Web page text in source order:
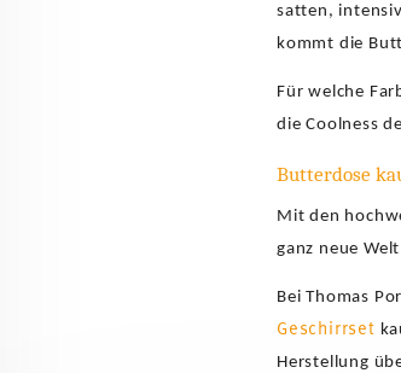
satten,
kommt die
Für welche
die Coolness
Butterdose
Mit den
ganz neue
Bei Thomas
Geschirrset
Herstellung